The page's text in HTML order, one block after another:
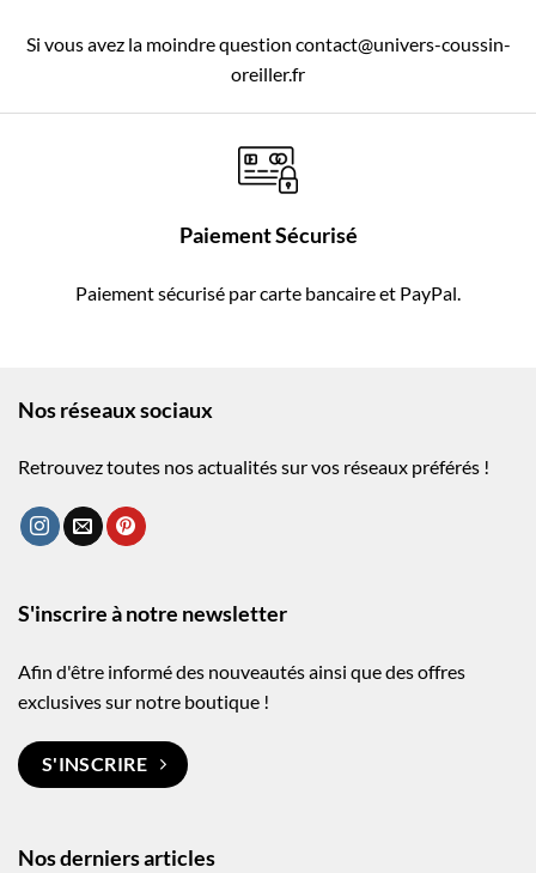
Si vous avez la moindre question contact@univers-coussin-
oreiller.fr
Paiement Sécurisé
Paiement sécurisé par carte bancaire et PayPal.
Nos réseaux sociaux
Retrouvez toutes nos actualités sur vos réseaux préférés !
Nos derniers articles
S'inscrire à notre newsletter
Afin d'être informé des nouveautés ainsi que des offres
exclusives sur notre boutique !
S'INSCRIRE